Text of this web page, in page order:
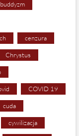
buddyzm
cenzura
Chrystus
COVID 19
cuda
cywilizacja